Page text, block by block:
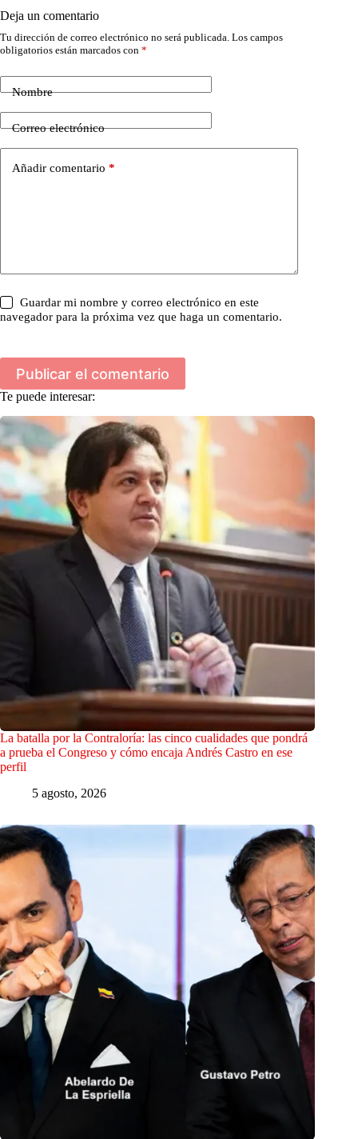
Deja un comentario
Tu dirección de correo electrónico no será publicada. Los campos
obligatorios están marcados con *
Nombre
Correo electrónico
Añadir comentario *
Guardar mi nombre y correo electrónico en este
navegador para la próxima vez que haga un comentario.
Publicar el comentario
Te puede interesar:
La batalla por la Contraloría: las cinco cualidades que pondrá
a prueba el Congreso y cómo encaja Andrés Castro en ese
perfil
5 agosto, 2026